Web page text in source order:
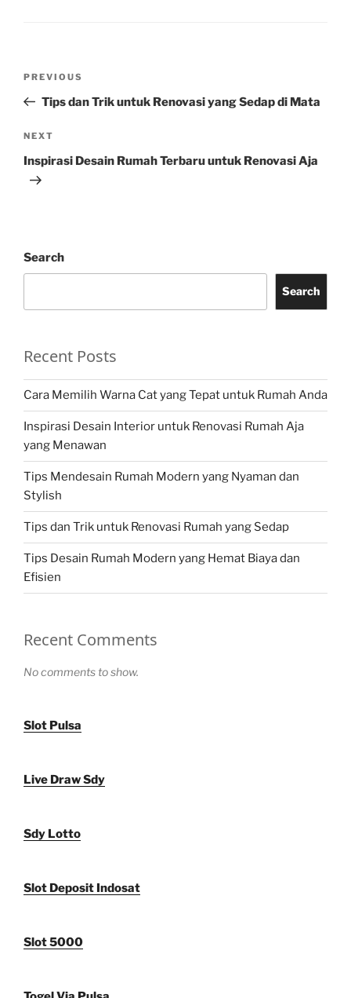
Previous
Post
PREVIOUS
Tips dan Trik untuk Renovasi yang Sedap di Mata
Next
Post
NEXT
Inspirasi Desain Rumah Terbaru untuk Renovasi Aja
Search
Search
Recent Posts
Cara Memilih Warna Cat yang Tepat untuk Rumah Anda
Inspirasi Desain Interior untuk Renovasi Rumah Aja
yang Menawan
Tips Mendesain Rumah Modern yang Nyaman dan
Stylish
Tips dan Trik untuk Renovasi Rumah yang Sedap
Tips Desain Rumah Modern yang Hemat Biaya dan
Efisien
Recent Comments
No comments to show.
Slot Pulsa
Live Draw Sdy
Sdy Lotto
Slot Deposit Indosat
Slot 5000